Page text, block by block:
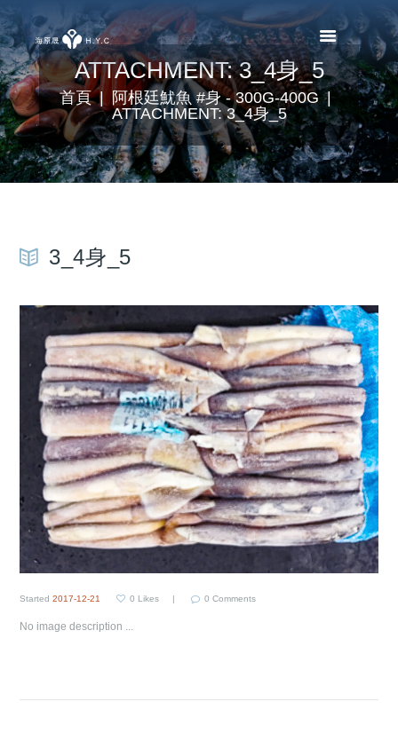
ATTACHMENT: 3_4身_5
首頁
阿根廷魷魚 #身 - 300G-400G
ATTACHMENT: 3_4身_5
3_4身_5
Started2017-12-21 0 Likes 0 Comments
No image description ...